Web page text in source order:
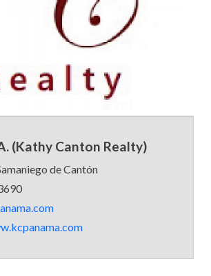
(Kathy Canton Realty)
de Cantón